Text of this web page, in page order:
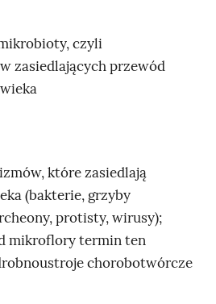
czyli
zasiedlających przewód
które zasiedlają
(bakterie, grzyby
protisty, wirusy);
mikroflory termin ten
chorobotwórcze